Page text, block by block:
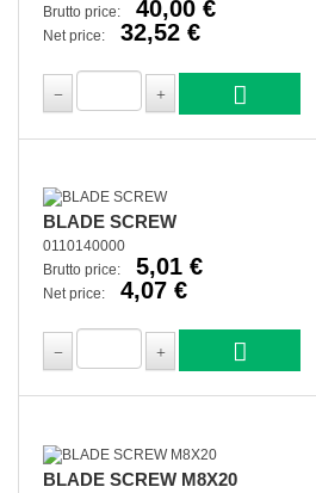
Brutto price:
40,00 €
Net price: 32,52 €
BLADE SCREW
0110140000
Brutto price:
5,01 €
Net price: 4,07 €
BLADE SCREW M8X20